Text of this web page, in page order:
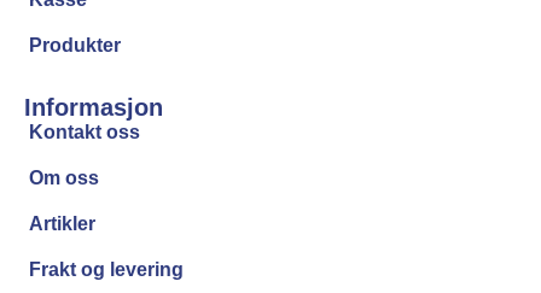
Produkter
Informasjon
Kontakt oss
Om oss
Artikler
Frakt og levering